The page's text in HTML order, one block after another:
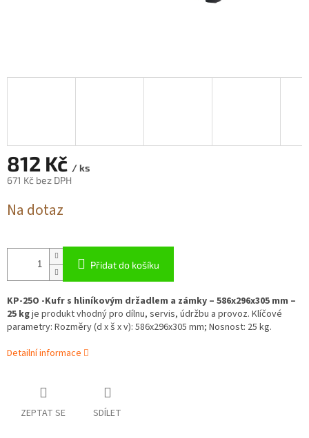
812 Kč / ks
671 Kč bez DPH
cena:
Na dotaz
Přidat do košíku
KP-25O -Kufr s hliníkovým držadlem a zámky – 586x296x305 mm –
25 kgje produkt vhodný pro dílnu, servis, údržbu a provoz. Klíčové
parametry: Rozměry (d x š x v): 586x296x305 mm; Nosnost: 25 kg.
Detailní informace
ZEPTAT SE SDÍLET